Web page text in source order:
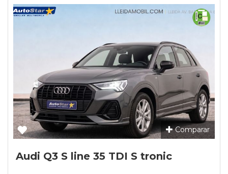
Comparar
Audi Q3 S line 35 TDI S tronic